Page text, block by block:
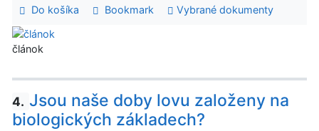
Do košíka Bookmark Vybrané dokumenty
článok
4. Jsou naše doby lovu založeny na
biologických základech?